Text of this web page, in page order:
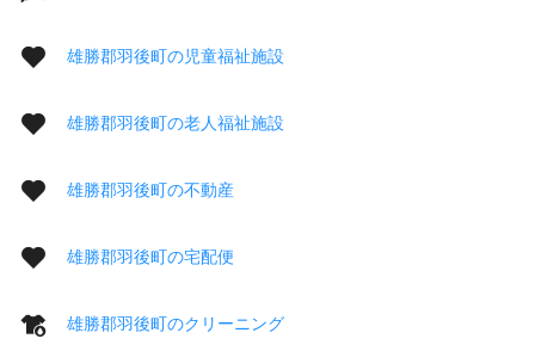
雄勝郡羽後町の児童福祉施設
雄勝郡羽後町の老人福祉施設
雄勝郡羽後町の不動産
雄勝郡羽後町の宅配便
雄勝郡羽後町のクリーニング